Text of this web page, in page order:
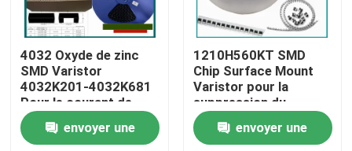
Thermistance de ptc
Puce de chauffage PTC
Thermistors NTC
4032 Oxyde de zinc
SMD Varistor
4032K201-4032K681
Pour le courant de
surtension
envoyer une
1210H560KT SMD
Chip Surface Mount
Varistor pour la
suppression du
courant de surtension
élevée envoyer une